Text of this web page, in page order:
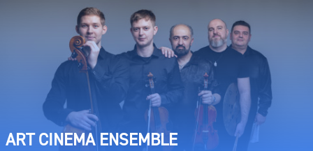
ART CINEMA ENSEMBLE